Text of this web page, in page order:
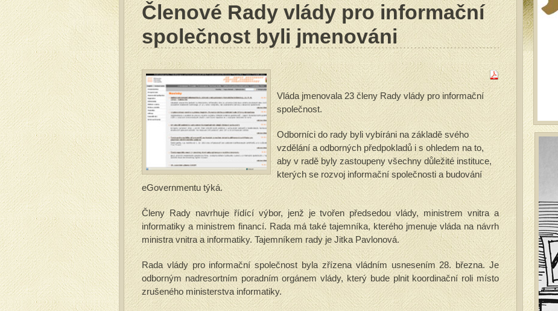
Členové Rady vlády pro informační
společnost byli jmenováni
Vláda jmenovala 23 členy Rady vlády pro informační
společnost.
Odborníci do rady byli vybíráni na základě svého
vzdělání a odborných předpokladů i s ohledem na to,
aby v radě byly zastoupeny všechny důležité instituce,
kterých se rozvoj informační společnosti a budování
eGovernmentu týká.
Členy Rady navrhuje řídící výbor, jenž je tvořen předsedou vlády, ministrem vnitra a
informatiky a ministrem financí. Rada má také tajemníka, kterého jmenuje vláda na návrh
ministra vnitra a informatiky. Tajemníkem rady je Jitka Pavlonová.
Rada vlády pro informační společnost byla zřízena vládním usnesením 28. března. Je
odborným nadresortním poradním orgánem vlády, který bude plnit koordinační roli místo
zrušeného ministerstva informatiky.